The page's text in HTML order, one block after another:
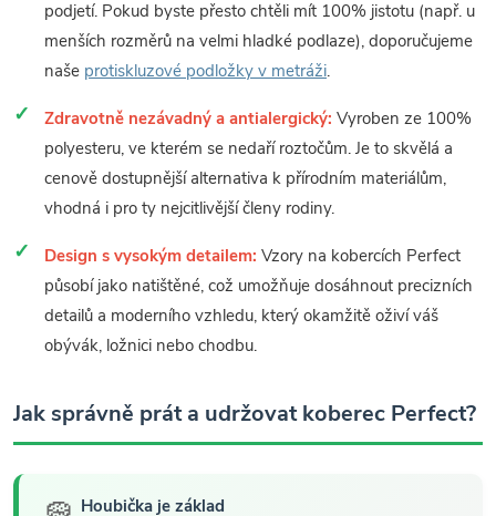
podjetí. Pokud byste přesto chtěli mít 100% jistotu (např. u
menších rozměrů na velmi hladké podlaze), doporučujeme
naše protiskluzové podložky v metráži.
Zdravotně nezávadný a antialergický: Vyroben ze 100%
polyesteru, ve kterém se nedaří roztočům. Je to skvělá a
cenově dostupnější alternativa k přírodním materiálům,
vhodná i pro ty nejcitlivější členy rodiny.
Design s vysokým detailem: Vzory na kobercích Perfect
působí jako natištěné, což umožňuje dosáhnout precizních
detailů a moderního vzhledu, který okamžitě oživí váš
obývák, ložnici nebo chodbu.
Jak správně prát a udržovat koberec Perfect?
🧽 Houbička je základ